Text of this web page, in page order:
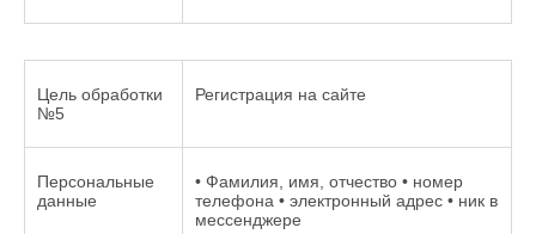
Цель обработки
№5
Регистрация на сайте
Персональные
данные
• Фамилия, имя, отчество • номер
телефона • электронный адрес • ник в
мессенджере